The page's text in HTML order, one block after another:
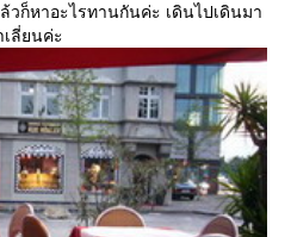
วก็หาอะไรทานกันค่ะ เดินไปเดินมา
ลี่ยนค่ะ